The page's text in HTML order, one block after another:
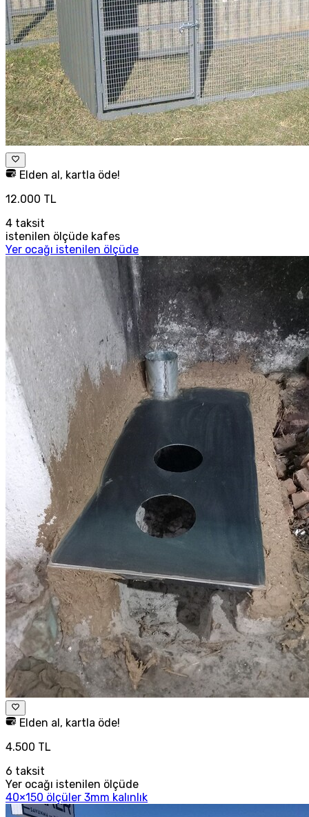
Elden al, kartla öde!
12.000 TL
4 taksit
istenilen ölçüde kafes
Yer ocağı istenilen ölçüde
Elden al, kartla öde!
4.500 TL
6 taksit
Yer ocağı istenilen ölçüde
40×150 ölçüler 3mm kalınlık